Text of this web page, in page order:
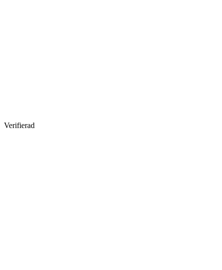
Verifierad